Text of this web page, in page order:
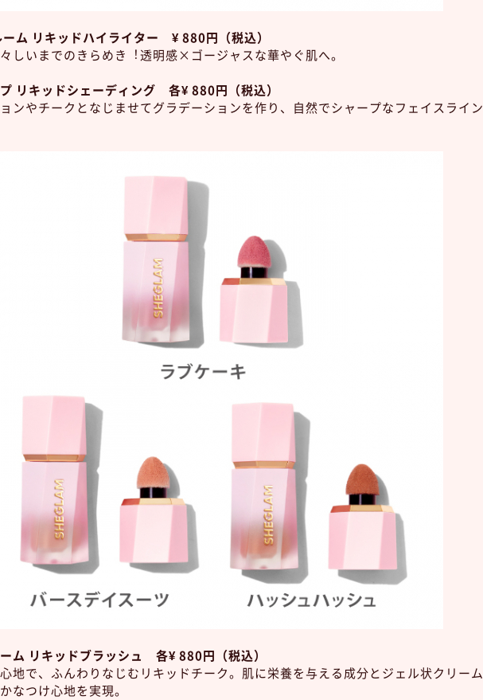
ム リキッドハイライター ¥ 880円（税込）
しいまでのきらめき︕透明感×ゴージャスな華やぐ肌へ。
リキッドシェーディング 各¥ 880円（税込）
ンやチークとなじませてグラデーションを作り、自然でシャープなフェイスライン
ム リキッドブラッシュ 各¥ 880円（税込）
地で、ふんわりなじむリキッドチーク。肌に栄養を与える成分とジェル状クリーム
なつけ心地を実現。